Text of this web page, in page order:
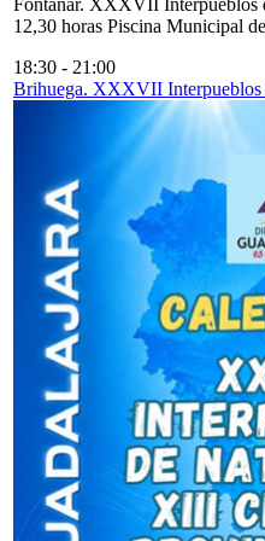
Fontanar. XXXVII Interpueblos
12,30 horas Piscina Municipal
18:30 - 21:00
Brihuega. XXXVII Interpueblos